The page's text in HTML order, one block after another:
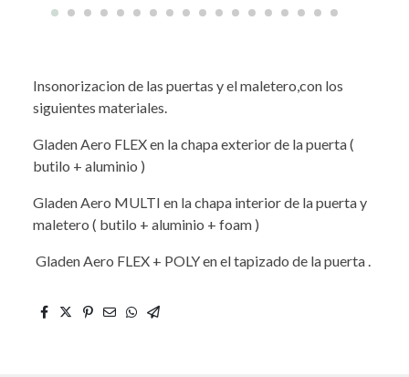
Insonorizacion de las puertas y el maletero,con los
siguientes materiales.
Gladen Aero FLEX en la chapa exterior de la puerta (
butilo + aluminio )
Gladen Aero MULTI en la chapa interior de la puerta y
maletero ( butilo + aluminio + foam )
Gladen Aero FLEX + POLY en el tapizado de la puerta .